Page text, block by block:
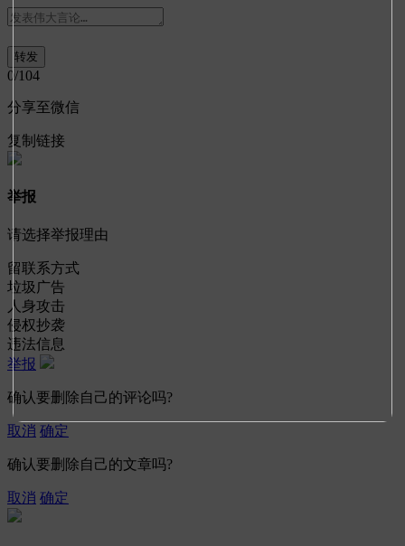
0/104
分享至微信
复制链接
举报
请选择举报理由
留联系方式
垃圾广告
人身攻击
侵权抄袭
违法信息
举报
确认要删除自己的评论吗?
取消 确定
确认要删除自己的文章吗?
取消 确定